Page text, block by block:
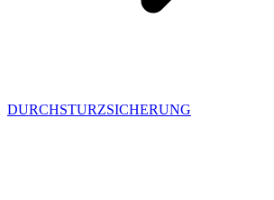
DURCHSTURZSICHERUNG